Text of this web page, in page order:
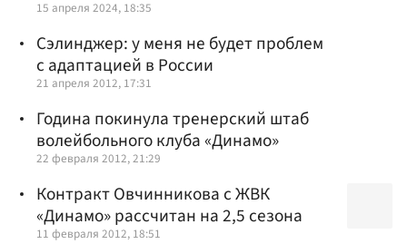
15 апреля 2024, 18:35
Сэлинджер: у меня не будет проблем
с адаптацией в России
21 апреля 2012, 17:31
Година покинула тренерский штаб
волейбольного клуба «Динамо»
22 февраля 2012, 21:29
Контракт Овчинникова с ЖВК
«Динамо» рассчитан на 2,5 сезона
11 февраля 2012, 18:51